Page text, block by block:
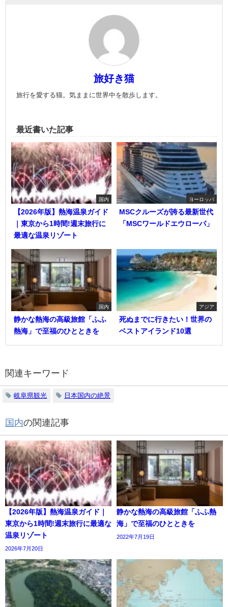
旅好き猫
旅行を愛する猫。気ままに世界中を散歩します。
最近書いた記事
国内
【2026年版】熱海温泉ガイド
｜東京から1時間!週末旅行に
最適な温泉リゾート
ヨーロッパ
MSCクルーズが誇る最新世代
「MSCワールドエウローパ」
国内
静かな熱海の高級旅館「ふふ
熱海」で至福のひとときを
アジア
死ぬまでに行きたい！世界の
ベストアイランド10選
関連キーワード
岐阜県観光 日本国内の絶景
国内の関連記事
【2026年版】熱海温泉ガイド｜
東京から1時間!週末旅行に最適な
温泉リゾート
2026年7月20日
静かな熱海の高級旅館「ふふ熱
海」で至福のひとときを
2022年7月19日